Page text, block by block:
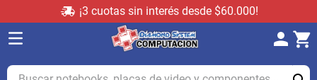
¡3 cuotas sin interés desde $60.000!
Buscar notebooks, placas de video y componentes...